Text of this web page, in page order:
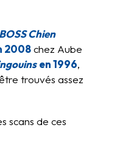
BOSS Chien
2008chez Aube
en 1996,
trouvés assez
scans de ces